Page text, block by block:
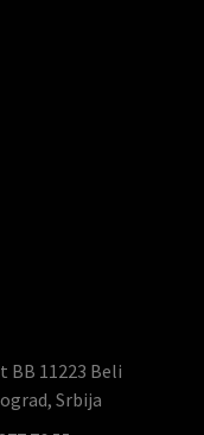
BB 11223 Beli
Srbija